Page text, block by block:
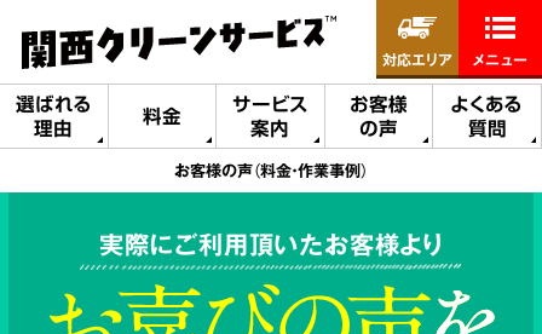
選ばれる
理由
料金
サービス
案内
お客様
の声
よくある
質問
対応エリア メニュー
お客様の声（料金・作業事例）
実際にご利用頂いたお客様より